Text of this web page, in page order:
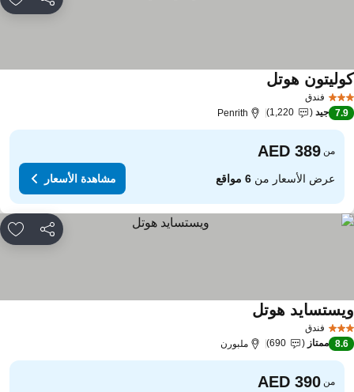
مشاركة
فندق
هوتلمشاهدة الأسعار
7.9 جيد 1,220
Penrith
من
عرض الأسعار من6 مواقع مشاهدة الأسعار
مشاركة
فندق
هوتلمشاهدة الأسعار
8.6 ممتاز 690 ملبورن
من